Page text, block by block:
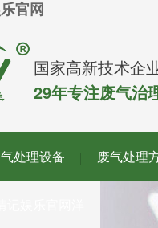
官网
国家高新技术企
29年专注废气治
处理设备 废气处理